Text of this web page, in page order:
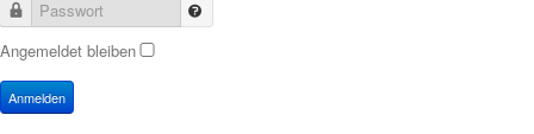
Passwort
Angemeldet bleiben
Anmelden